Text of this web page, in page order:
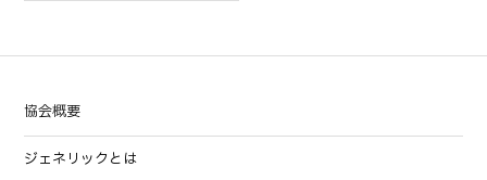
協会概要
ジェネリックとは